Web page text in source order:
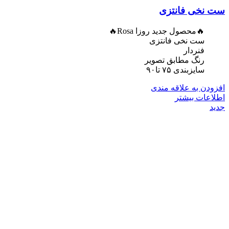
ست نخی فانتزی
🔥محصول جدید روزا Rosa🔥
ست نخی فانتزی
فنردار
رنگ مطابق تصویر
سایزبندی ۷۵ تا۹۰
افزودن به علاقه مندی
اطلاعات بیشتر
جدید